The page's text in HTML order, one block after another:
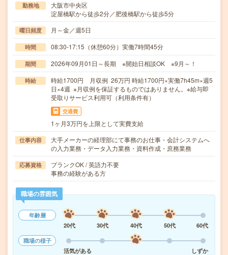
勤務地
大阪市中央区
淀屋橋駅から徒歩2分／肥後橋駅から徒歩5分
曜日頻度 月～金／週5日
時間 08:30-17:15（休憩60分）実働7時間45分
期間 2026年09月01日～長期 ※開始日相談OK ※9月～！
時給
時給1700円 月収例 26万円 時給1700円×実働7h45m×週5
日×4週 ※月収例を保証するものではありません。※給与即
受取りサービス利用可（利用条件有）
交通費
1ヶ月3万円を上限として実費支給
仕事内容
大手メーカーの経理部にて事務のお仕事・会計システムへ
の入力業務・データ入力業務・資料作成・庶務業務
応募資格
ブランクOK / 英語力不要
事務の経験がある方
職場の雰囲気
年齢層
20代
30代 40代 50代
60代
職場の様子
活気がある
しずか